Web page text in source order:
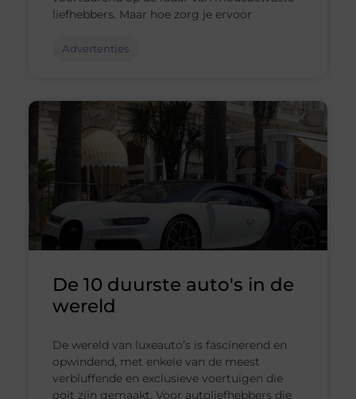
liefhebbers. Maar hoe zorg je ervoor
Advertenties
De 10 duurste auto's in de
wereld
De wereld van luxeauto’s is fascinerend en
opwindend, met enkele van de meest
verbluffende en exclusieve voertuigen die
ooit zijn gemaakt. Voor autoliefhebbers die